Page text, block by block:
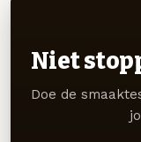
Niet
Doe de